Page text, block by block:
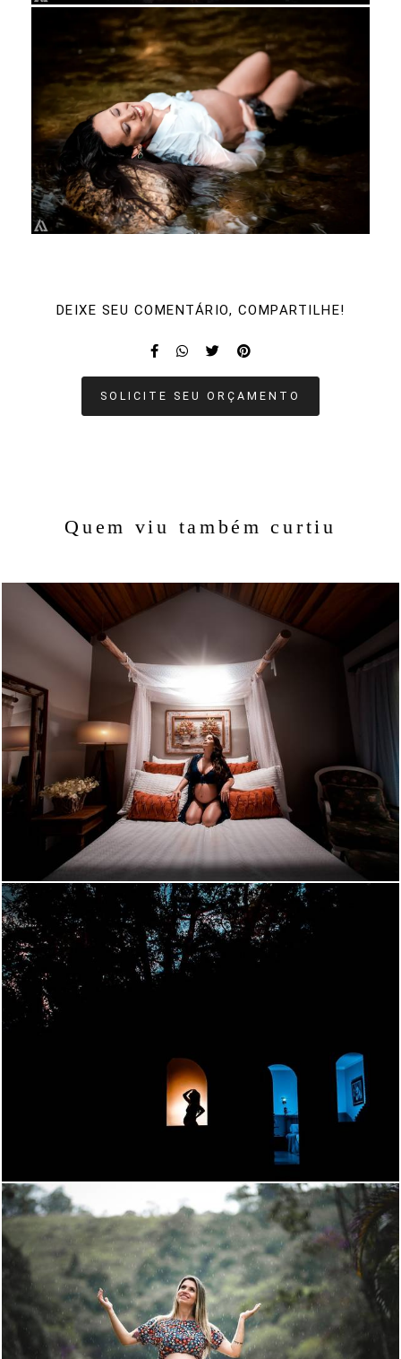
DEIXE SEU COMENTÁRIO, COMPARTILHE!
SOLICITE SEU ORÇAMENTO
Quem viu também curtiu
1313 152
1818